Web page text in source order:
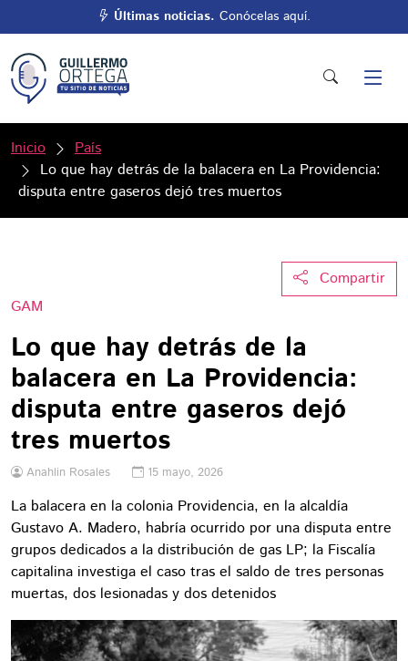
Últimas noticias. Conócelas aquí.
Inicio
País
Lo que hay detrás de la balacera en La Providencia:
disputa entre gaseros dejó tres muertos
Compartir
GAM
Lo que hay detrás de la
balacera en La Providencia:
disputa entre gaseros dejó
tres muertos
Anahlin Rosales 15 mayo, 2026
La balacera en la colonia Providencia, en la alcaldía
Gustavo A. Madero, habría ocurrido por una disputa entre
grupos dedicados a la distribución de gas LP; la Fiscalía
capitalina investiga el caso tras el saldo de tres personas
muertas, dos lesionadas y dos detenidos